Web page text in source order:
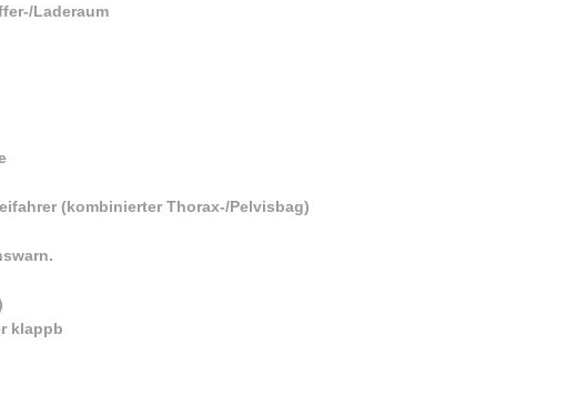
Laderaum
(kombinierter Thorax-/Pelvisbag)
klappb